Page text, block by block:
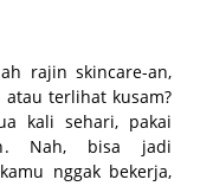
rajin skincare-an,
terlihat kusam?
kali sehari, pakai
Nah, bisa jadi
nggak bekerja,